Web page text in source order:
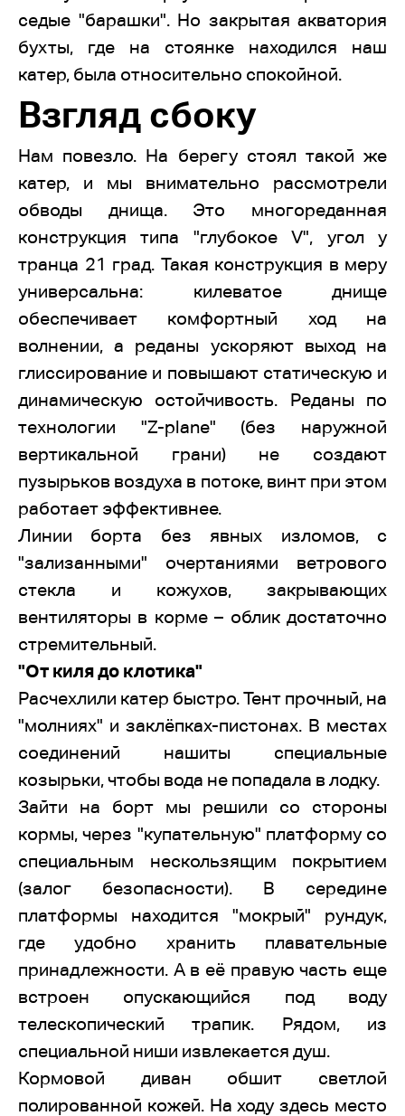
седые "барашки". Но закрытая акватория
бухты, где на стоянке находился наш
катер, была относительно спокойной.
Взгляд сбоку
Нам повезло. На берегу стоял такой же
катер, и мы внимательно рассмотрели
обводы днища. Это многореданная
конструкция типа "глубокое V", угол у
транца 21 град. Такая конструкция в меру
универсальна: килеватое днище
обеспечивает комфортный ход на
волнении, а реданы ускоряют выход на
глиссирование и повышают статическую и
динамическую остойчивость. Реданы по
технологии "Z-plane" (без наружной
вертикальной грани) не создают
пузырьков воздуха в потоке, винт при этом
работает эффективнее.
Линии борта без явных изломов, с
"зализанными" очертаниями ветрового
стекла и кожухов, закрывающих
вентиляторы в корме – облик достаточно
стремительный.
"От киля до клотика"
Расчехлили катер быстро. Тент прочный, на
"молниях" и заклёпках-пистонах. В местах
соединений нашиты специальные
козырьки, чтобы вода не попадала в лодку.
Зайти на борт мы решили со стороны
кормы, через "купательную" платформу со
специальным нескользящим покрытием
(залог безопасности). В середине
платформы находится "мокрый" рундук,
где удобно хранить плавательные
принадлежности. А в её правую часть еще
встроен опускающийся под воду
телескопический трапик. Рядом, из
специальной ниши извлекается душ.
Кормовой диван обшит светлой
полированной кожей. На ходу здесь место